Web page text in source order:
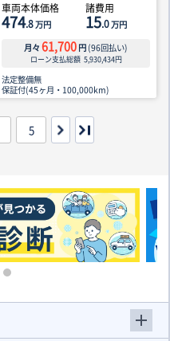
車両本体価格
474.8万円
諸費用
15.0万円
月々 61,700 円 (96回払い)
ローン支払総額 5,930,434円
法定整備無
保証付(45ヶ月・100,000km)
5